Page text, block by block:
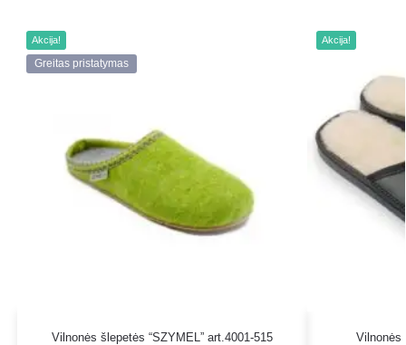
Akcija!
Greitas pristatymas
Vilnonės šlepetės “SZYMEL” art.4001-515
Akcija!
Vilnonės